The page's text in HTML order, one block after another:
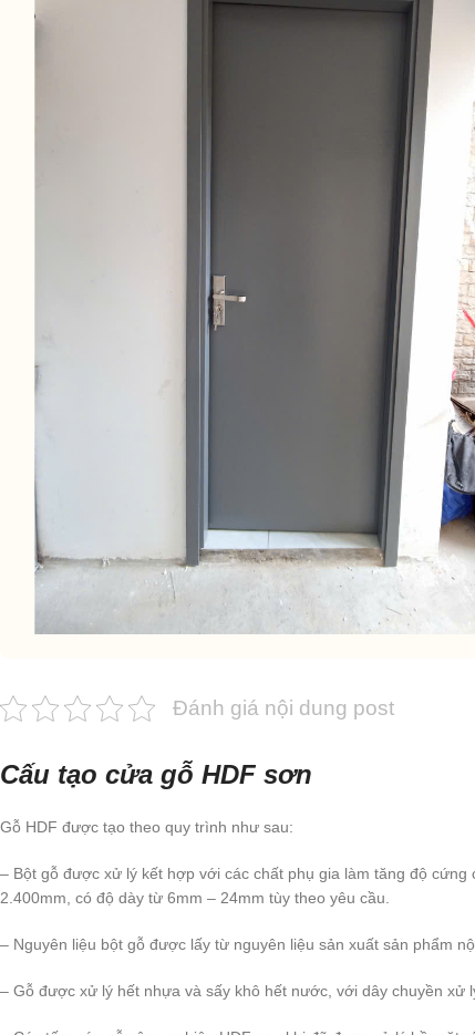
Đánh giá nội dung post
Cấu tạo cửa gỗ HDF sơn
Gỗ HDF được tạo theo quy trình như sau:
– Bột gỗ được xử lý kết hợp với các chất phụ gia làm tăng độ
2.400mm, có độ dày từ 6mm – 24mm tùy theo yêu cầu.
– Nguyên liệu bột gỗ được lấy từ nguyên liệu sản xuất sản phẩm
– Gỗ được xử lý hết nhựa và sấy khô hết nước, với dây chuyền xử